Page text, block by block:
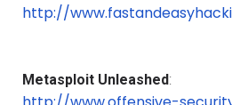
http://
Metasploit Unleashed: